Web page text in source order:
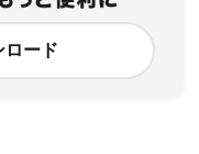
ロード